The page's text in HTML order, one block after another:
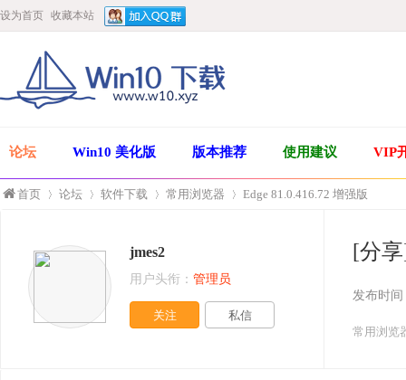
设为首页 收藏本站
论坛 Win10 美化版 版本推荐 使用建议 VIP
首页
»
论坛 软件下载
›
常用浏览器
›
Edge 81.0.416.72 增强版
[分享
发布时间
常用浏览
jmes2
用户头衔： 管理员
关注 私信